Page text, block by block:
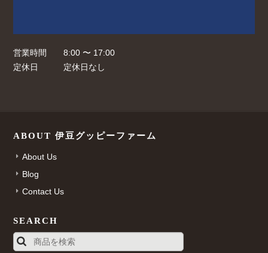
営業時間
8:00 〜 17:00
定休日
定休日なし
ABOUT 伊豆グッピーファーム
About Us
Blog
Contact Us
SEARCH